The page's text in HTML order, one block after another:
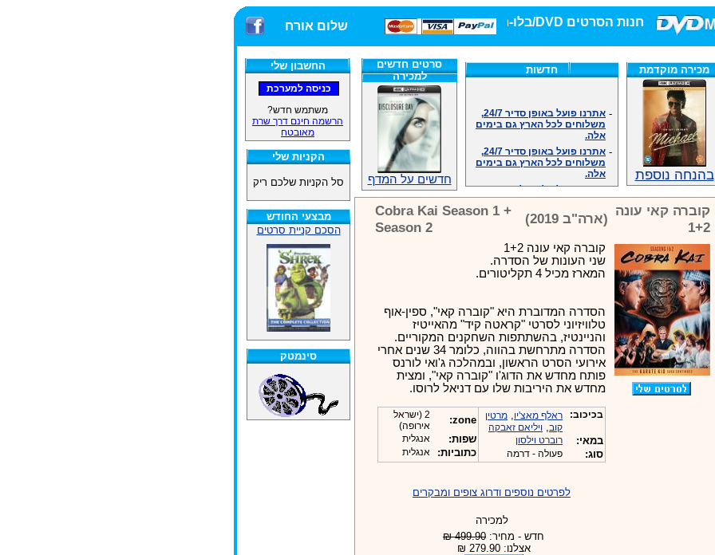
חנות הסרטים DVD/בלו-ריי/3D הגדולה ביותר! שלום אורח
החשבון שלי
משתמש חדש?
הרשמה חינם דרך שרת
מאובטח
הקניות שלי
סל הקניות שלכם ריק
מבצעי החודש
הסכם קניית סרטים
סינמטק
מכירה מוקדמת
בהנחה נוספת
חדשות
משלוחים לכל הארץ גם בימים
אלה.
משלוחים לכל הארץ גם בימים
אלה.
אנחנו כאן לכול שאלה וזמינים
במענה הטלפוני שלנו.ובמייל
.האתר לרשותכם פעיל 24/7
-מענה טלפוני: 09-7652392
זמינים במייל ובטלפון. האתר
לרשותכם פעיל 24/7
צוות דיוידי מאסטר ישיר.
.האתר לרשותכם 24/7
מענה טלפוני: 09-7652392
צוות דיוידי מאסטר ישיר.
סרטים חדשים
למכירה
חדשים על המדף
קוברה קאי עונה
1+2
(ארה"ב 2019)
Cobra Kai Season 1 +
Season 2
קוברה קאי עונה 1+2
שני העונות של הסדרה.
המארז מכיל 4 תקליטורים.
הסדרה המדוברת היא "קוברה קאי", ספין-אוף
טלוויזיוני לסרטי "קראטה קיד" מהאייטיז
והניינטיז, בהשתתפות השחקנים המקוריים.
הסדרה מתרחשת בהווה, כלומר 34 שנים אחרי
אירועי הסרט הראשון, ובמהלכה ג'ואי לורנס
פותח מחדש את הדוג'ו "קוברה קאי", ומצית
מחדש את היריבות שלו עם דניאל לרוסו.
בכיכוב: ראלף מאצ'יו, מרטין
קוב, ויליאם זאבקה
במאי: רוברט וילסון
סוג: פעולה - דרמה
zone:
2 (ישראל
אירופה)
שפות: אנגלית
כתוביות: אנגלית
לפרטים נוספים ודרוג צופים ומבקרים
למכירה
חדש - מחיר: 499.90 ₪
אצלנו: 279.90 ₪